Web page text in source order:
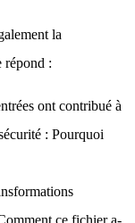
la
répond :
ont contribué à
: Pourquoi
ce fichier a-